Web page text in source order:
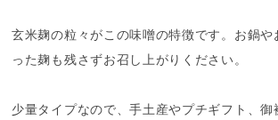
玄米麹の粒々がこの味噌の特徴です。お鍋や
った麹も残さずお召し上がりください。
少量タイプなので、手土産やプチギフト、御